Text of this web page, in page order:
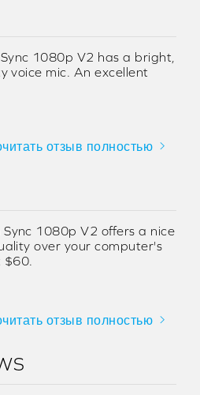
1080p V2 has a bright,
voice mic. An excellent
отзыв полностью
1080p V2 offers a nice
over your computer's
$60.
отзыв полностью